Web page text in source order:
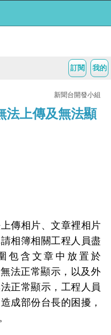
我的
訂閱
新聞台開發小組
法上傳及無法顯
傳相片、文章裡相片
相簿相關工程人員盡
包含文章中放置於
法正常顯示，以及外
正常顯示，工程人員
成部份台長的困擾，